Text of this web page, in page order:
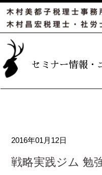
セミナー情報・
2016年01月12日
戦略実践ジム 勉